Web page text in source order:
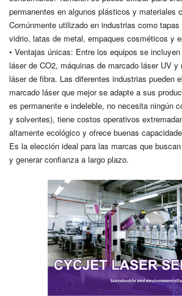
permanentes en algunos plásticos y materiales
Comúnmente utilizado en industrias como
vidrio, latas de metal, empaques cosméticos y
• Ventajas únicas: Entre los equipos se
láser de CO2, máquinas de marcado láser UV y
láser de fibra. Las diferentes industrias pueden
marcado láser que mejor se adapte a sus
es permanente e indeleble, no necesita ningún
y solventes), tiene costos operativos
altamente ecológico y ofrece buenas
Es la elección ideal para las marcas que
y generar confianza a largo plazo.